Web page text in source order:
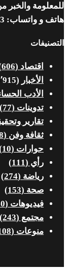
للمعلومة والخبر
هاتف و واتساب: 36103113
التصنيفات
اقتصاد (606)
الأخبار (5٬915)
الأدب
تدوينات (77)
تقارير
ثقافة وفن (458)
حوارات (10)
رأي (111)
رياضة (274)
صحة (153)
فيديوهات (30)
مجتمع (243)
منوعات (108)